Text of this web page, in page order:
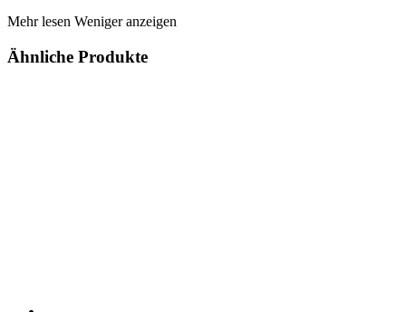
Mehr lesen Weniger anzeigen
Ähnliche Produkte